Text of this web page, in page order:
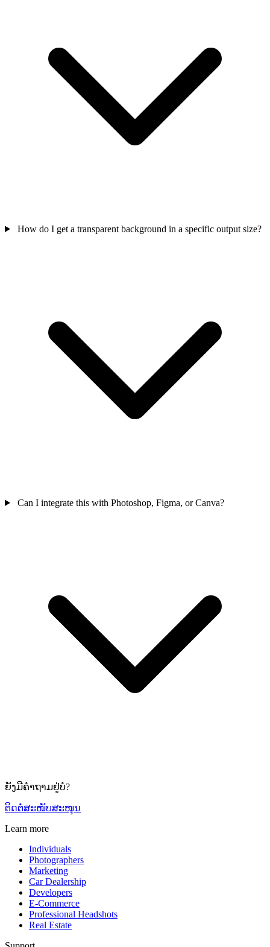
How do I get a transparent background in a specific output size?
Can I integrate this with Photoshop, Figma, or Canva?
ຍັງມີຄຳຖາມຢູ່ບໍ?
ຕິດຕໍ່ສະໜັບສະໜຸນ
Learn more
Individuals
Photographers
Marketing
Car Dealership
Developers
E-Commerce
Professional Headshots
Real Estate